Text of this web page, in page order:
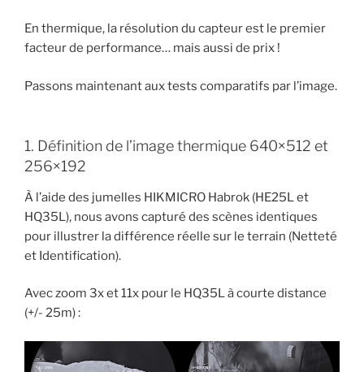
En thermique, la résolution du capteur est le premier
facteur de performance… mais aussi de prix !
Passons maintenant aux tests comparatifs par l’image.
1. Définition de l’image thermique 640×512 et
256×192
À l’aide des jumelles HIKMICRO Habrok (HE25L et
HQ35L), nous avons capturé des scènes identiques
pour illustrer la différence réelle sur le terrain (Netteté
et Identification).
Avec zoom 3x et 11x pour le HQ35L à courte distance
(+/- 25m) :